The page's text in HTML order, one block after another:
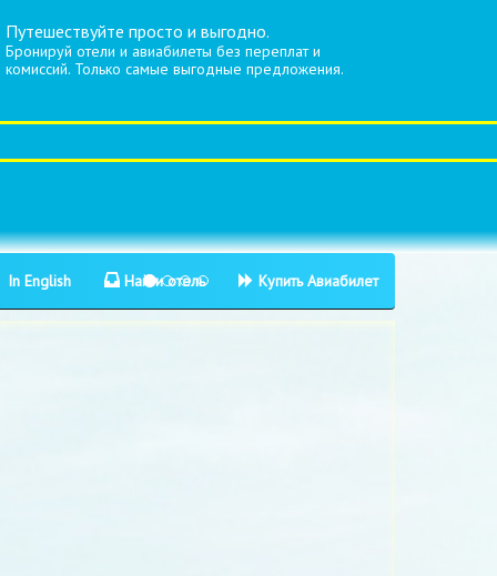
Путешествуйте просто и выгодно.
Бронируй отели и авиабилеты без переплат и
комиссий. Только самые выгодные предложения.
In English Найти отель Купить Авиабилет